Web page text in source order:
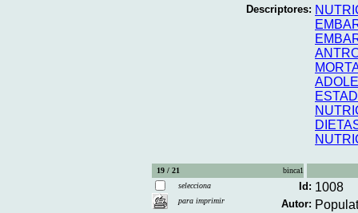
Descriptores:
19 / 21
binca1
selecciona
para imprimir
Id: 1008
Autor: